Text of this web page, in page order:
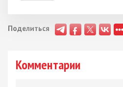
Поделиться
Комментарии